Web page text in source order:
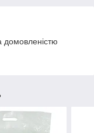
домовленістю